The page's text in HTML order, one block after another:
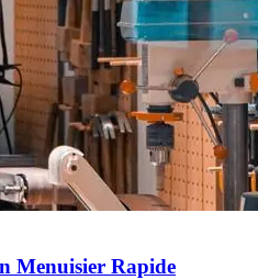
Menuisier Rapide